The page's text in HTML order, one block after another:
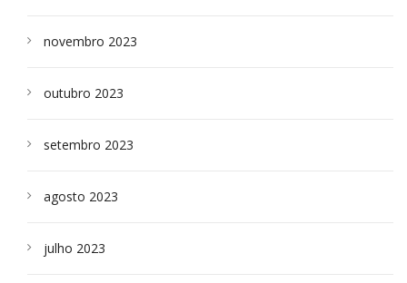
novembro 2023
outubro 2023
setembro 2023
agosto 2023
julho 2023